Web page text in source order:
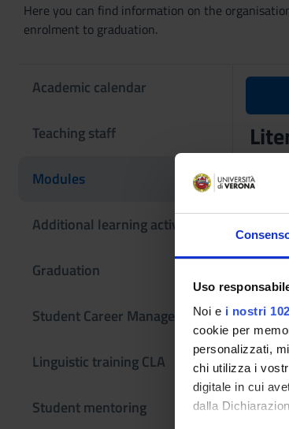
Uso
Noi e i nostri
cookie per
personalizzati,
chi utilizza i
digitale in cui
dalla
Here you can find information on the
enrolment to graduation.
Academic calendar
Teaching staff
Modules
Additional learning activities
Graduation
Student Career Management
Linguistic training CLA
Student mentoring
L-FIL-
The
texts
the
genres
give a